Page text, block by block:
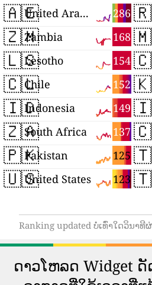
🇦🇪 286
United Arab Emirates
🇿🇲 168
Zambia
🇱🇸 154
Lesotho
🇨🇱 152
Chile
🇮🇩 149
Indonesia
🇿🇦 137
South Africa
🇵🇰 125
Pakistan
🇺🇸 123
United States
Ranking updated ບໍ່ເທົ່າໃດວິນາທີ
ດາວ​ໂຫລດ Widget